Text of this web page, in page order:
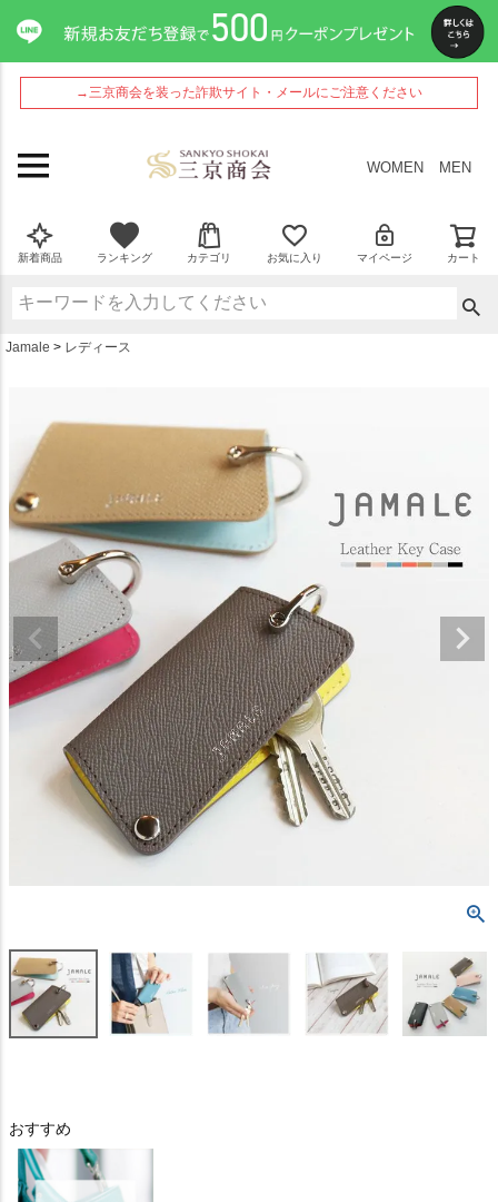
→三京商会を装った詐欺サイト・メールにご注意ください
WOMEN MEN
新着商品 ランキング カテゴリ お気に入り マイページ カート
Jamale レディース
おすすめ
ペー
ジト
ップ
へ